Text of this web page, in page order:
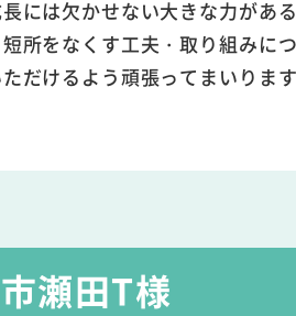
には欠かせない大きな力があ
所をなくす工夫・取り組みに
だけるよう頑張ってまいりま
瀬田T様